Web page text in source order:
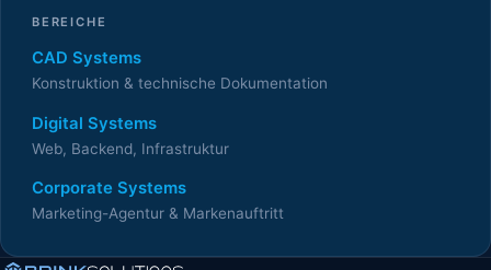
BEREICHE
CAD Systems
Konstruktion & technische Dokumentation
Digital Systems
Web, Backend, Infrastruktur
Corporate Systems
Marketing-Agentur & Markenauftritt